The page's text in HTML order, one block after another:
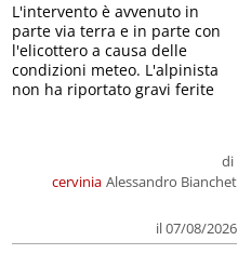
cervinia
di
Alessandro Bianchet
il 07/08/2026
L'intervento è avvenuto in
parte via terra e in parte con
l'elicottero a causa delle
condizioni meteo. L'alpinista
non ha riportato gravi ferite